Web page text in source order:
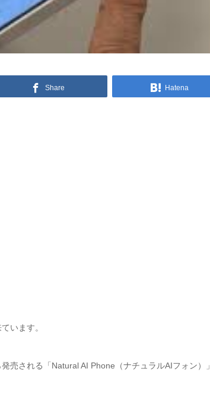
Share Hatena
います。
売される「Natural AI Phone（ナチュラルAIフォン）」